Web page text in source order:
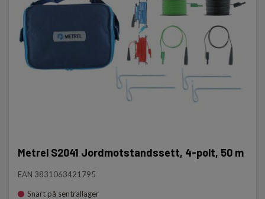
Metrel S2041 Jordmotstandssett, 4-polt, 50 m
EAN 3831063421795
Snart på sentrallager